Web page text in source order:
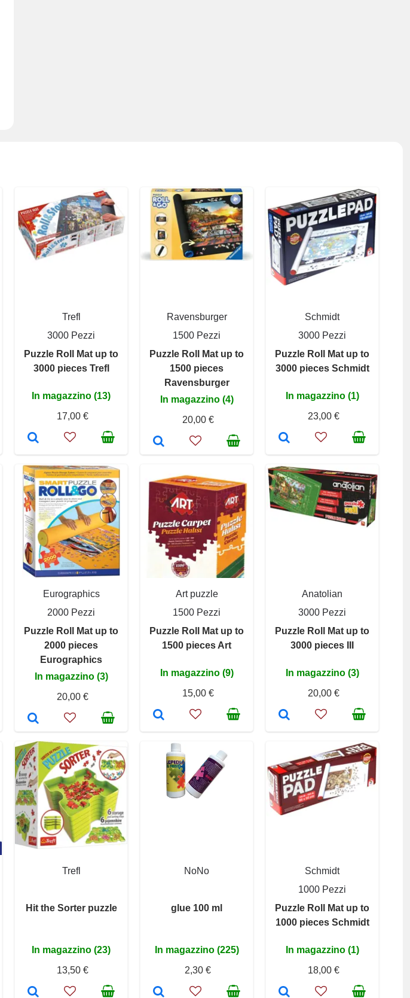
Trefl
3000 Pezzi
Puzzle Roll Mat up to
3000 pieces Trefl
In magazzino (13)
17,00 €
Ravensburger
1500 Pezzi
Puzzle Roll Mat up to
1500 pieces
Ravensburger
In magazzino (4)
20,00 €
Schmidt
3000 Pezzi
Puzzle Roll Mat up to
3000 pieces Schmidt
In magazzino (1)
23,00 €
Eurographics
2000 Pezzi
Puzzle Roll Mat up to
2000 pieces
Eurographics
In magazzino (3)
20,00 €
Art puzzle
1500 Pezzi
Puzzle Roll Mat up to
1500 pieces Art
In magazzino (9)
15,00 €
Anatolian
3000 Pezzi
Puzzle Roll Mat up to
3000 pieces III
In magazzino (3)
20,00 €
Trefl
Hit the Sorter puzzle
In magazzino (23)
13,50 €
NoNo
glue 100 ml
In magazzino (225)
2,30 €
Schmidt
1000 Pezzi
Puzzle Roll Mat up to
1000 pieces Schmidt
In magazzino (1)
18,00 €